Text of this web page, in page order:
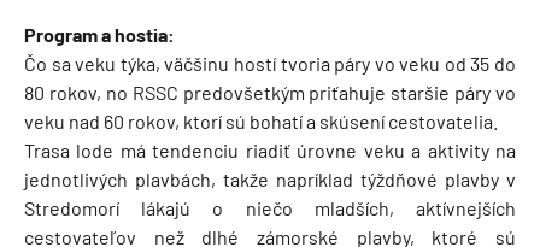
Program a hostia:
Čo sa veku týka, väčšinu hostí tvoria páry vo veku od 35 do
80 rokov, no RSSC predovšetkým priťahuje staršie páry vo
veku nad 60 rokov, ktorí sú bohatí a skúsení cestovatelia.
Trasa lode má tendenciu riadiť úrovne veku a aktivity na
jednotlivých plavbách, takže napríklad týždňové plavby v
Stredomorí lákajú o niečo mladších, aktívnejších
cestovateľov než dlhé zámorské plavby, ktoré sú